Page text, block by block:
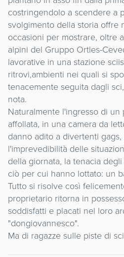
costringendolo a scendere a
svolgimento della storia offre
occasioni per mostrare, oltre
alpini del Gruppo Ortles-
lavorative in una stazione
ritrovi,ambienti nei quali si
tenacemente seguita dagli
nota.
Naturalmente l'ingresso di un
affollata, in una camera da
danno adito a divertenti
l'imprevedibilità delle
della giornata, la tenacia
ciò per cui hanno lottato: un
Tutto si risolve così
proprietario ritorna in
soddisfatti e placati nel loro
"dongiovannesco".
Ma di ragazze sulle piste di